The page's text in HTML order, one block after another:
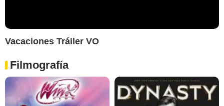
Vacaciones Tráiler VO
Filmografía